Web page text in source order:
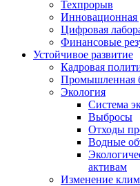
Техпрорыв
Инновационная
Цифровая
Финансовые
Устойчивое развитие
Кадровая
Промышленная
Экология
Система
Выбросы
Отходы
Водные
активам
Изменение